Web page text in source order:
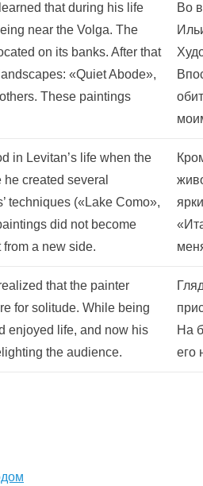
that during his life
near the Volga. The
on its banks. After that
«Quiet Abode»,
These paintings
Во
in Levitan’s life when the
created several
techniques («Lake Como»,
did not become
a new side.
that the painter
for solitude. While being
enjoyed life, and now his
the audience.
На
его